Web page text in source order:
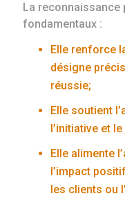
La
fondamentaux :
Elle renforce
désigne
réussie;
Elle soutient
l’initiative et
Elle alimente
l’impact
les clients ou